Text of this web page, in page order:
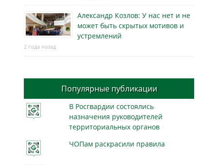
Александр Козлов: У нас нет и не
может быть скрытых мотивов и
устремлений
2 года назад
Популярные публикации
В Росгвардии состоялись
назначения руководителей
территориальных органов
ЧОПам раскрасили правила